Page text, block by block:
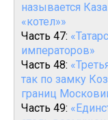
называется
«котел»»
Часть 47:
императоров»
Часть 48:
так по замку
границ
Часть 49: